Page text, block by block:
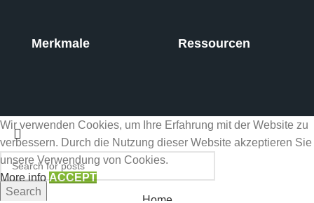
Merkmale Ressourcen
Search
Wir verwenden Cookies, um Ihre Erfahrung mit der Website zu
verbessern. Durch die Nutzung dieser Website akzeptieren Sie
unsere Verwendung von Cookies.
More infoACCEPT
Home